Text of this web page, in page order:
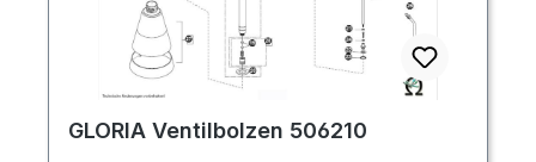
GLORIA Ventilbolzen 506210